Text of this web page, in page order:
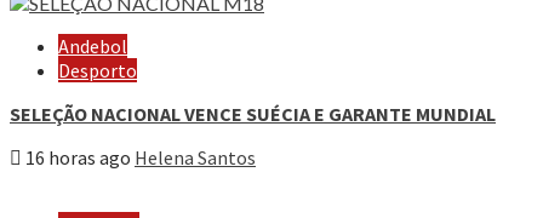
Andebol
Desporto
SELEÇÃO NACIONAL VENCE SUÉCIA E GARANTE MUNDIAL
16 horas ago Helena Santos